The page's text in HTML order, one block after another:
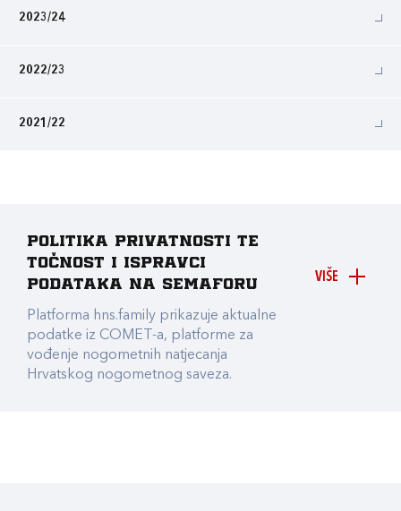
2023/24
2022/23
2021/22
VIŠE
Politika privatnosti te
točnost i ispravci
podataka na Semaforu
Platforma hns.family prikazuje aktualne
podatke iz COMET-a, platforme za
vođenje nogometnih natjecanja
Hrvatskog nogometnog saveza.